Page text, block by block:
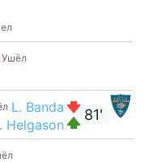
Ушёл
81'
L. Banda
Helgason